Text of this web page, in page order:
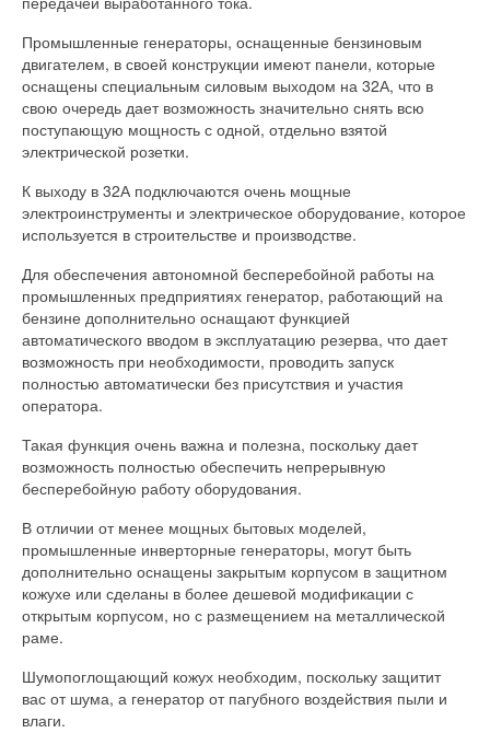
Промышленные генераторы, оснащенные бензиновым
двигателем, в своей конструкции имеют панели, которые
оснащены специальным силовым выходом на 32А, что в
свою очередь дает возможность значительно снять всю
поступающую мощность с одной, отдельно взятой
электрической розетки.
К выходу в 32А подключаются очень мощные
электроинструменты и электрическое оборудование, которое
используется в строительстве и производстве.
Для обеспечения автономной бесперебойной работы на
промышленных предприятиях генератор, работающий на
бензине дополнительно оснащают функцией
автоматического вводом в эксплуатацию резерва, что дает
возможность при необходимости, проводить запуск
полностью автоматически без присутствия и участия
оператора.
Такая функция очень важна и полезна, поскольку дает
возможность полностью обеспечить непрерывную
бесперебойную работу оборудования.
В отличии от менее мощных бытовых моделей,
промышленные инверторные генераторы, могут быть
дополнительно оснащены закрытым корпусом в защитном
кожухе или сделаны в более дешевой модификации с
открытым корпусом, но с размещением на металлической
раме.
Шумопоглощающий кожух необходим, поскольку защитит
вас от шума, а генератор от пагубного воздействия пыли и
влаги.